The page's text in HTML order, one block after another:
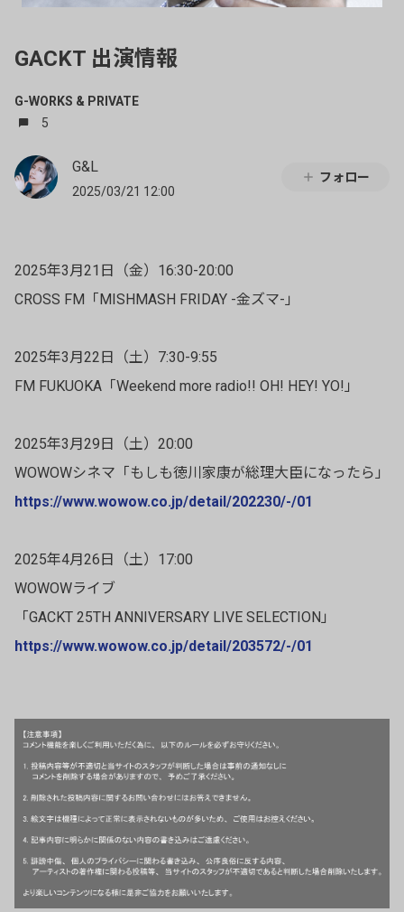
GACKT 出演情報
G-WORKS & PRIVATE
5
G&L
2025/03/21 12:00
フォロー
2025年3月21日（金）16:30-20:00
CROSS FM「MISHMASH FRIDAY -金ズマ-」
2025年3月22日（土）7:30-9:55
FM FUKUOKA「Weekend more radio!! OH! HEY! YO!」
2025年3月29日（土）20:00
WOWOWシネマ「もしも徳川家康が総理大臣になったら」
https://www.wowow.co.jp/detail/202230/-/01
2025年4月26日（土）17:00
WOWOWライブ
「GACKT 25TH ANNIVERSARY LIVE SELECTION」
https://www.wowow.co.jp/detail/203572/-/01